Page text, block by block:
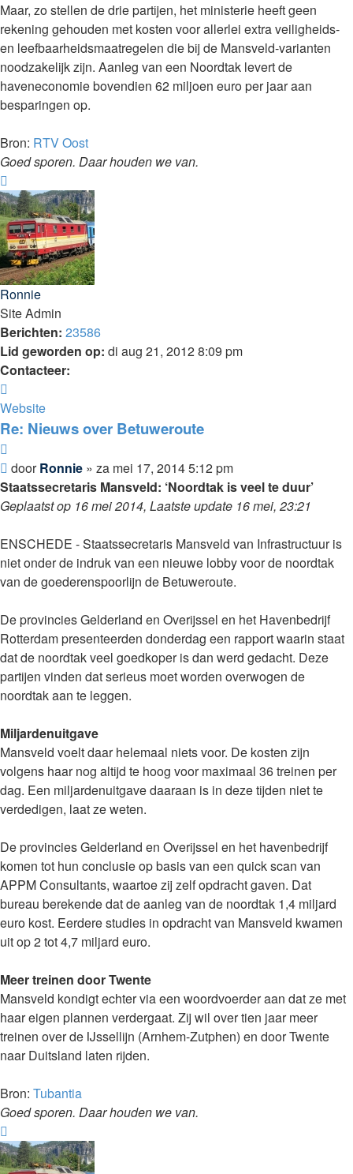
Maar, zo stellen de drie partijen, het ministerie heeft geen
rekening gehouden met kosten voor allerlei extra veiligheids-
en leefbaarheidsmaatregelen die bij de Mansveld-varianten
noodzakelijk zijn. Aanleg van een Noordtak levert de
haveneconomie bovendien 62 miljoen euro per jaar aan
besparingen op.
Bron: RTV Oost
Goed sporen. Daar houden we van.
Ronnie
Site Admin
Berichten: 23586
Lid geworden op: di aug 21, 2012 8:09 pm
Contacteer:
Ronnie
Website
Re: Nieuws over Betuweroute
Bericht
doorRonnie » za mei 17, 2014 5:12 pm
Staatssecretaris Mansveld: ‘Noordtak is veel te duur’
Geplaatst op 16 mei 2014, Laatste update 16 mei, 23:21
ENSCHEDE - Staatssecretaris Mansveld van Infrastructuur is
niet onder de indruk van een nieuwe lobby voor de noordtak
van de goederenspoorlijn de Betuweroute.
De provincies Gelderland en Overijssel en het Havenbedrijf
Rotterdam presenteerden donderdag een rapport waarin staat
dat de noordtak veel goedkoper is dan werd gedacht. Deze
partijen vinden dat serieus moet worden overwogen de
noordtak aan te leggen.
Miljardenuitgave
Mansveld voelt daar helemaal niets voor. De kosten zijn
volgens haar nog altijd te hoog voor maximaal 36 treinen per
dag. Een miljardenuitgave daaraan is in deze tijden niet te
verdedigen, laat ze weten.
De provincies Gelderland en Overijssel en het havenbedrijf
komen tot hun conclusie op basis van een quick scan van
APPM Consultants, waartoe zij zelf opdracht gaven. Dat
bureau berekende dat de aanleg van de noordtak 1,4 miljard
euro kost. Eerdere studies in opdracht van Mansveld kwamen
uit op 2 tot 4,7 miljard euro.
Meer treinen door Twente
Mansveld kondigt echter via een woordvoerder aan dat ze met
haar eigen plannen verdergaat. Zij wil over tien jaar meer
treinen over de IJssellijn (Arnhem-Zutphen) en door Twente
naar Duitsland laten rijden.
Bron: Tubantia
Goed sporen. Daar houden we van.